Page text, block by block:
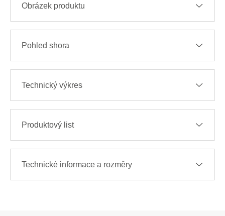
Obrázek produktu
Pohled shora
Technický výkres
Produktový list
Technické informace a rozměry